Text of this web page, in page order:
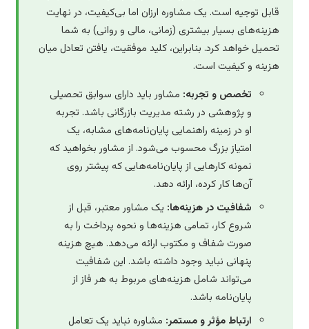
قابل توجیه است. یک مشاوره ارزان اما بی‌کیفیت، در نهایت
هزینه‌های بسیار بیشتری (زمانی، مالی و روانی) به شما
تحمیل خواهد کرد. بنابراین، کلید موفقیت، یافتن تعادل میان
هزینه و کیفیت است.
تخصص و تجربه:مشاور باید دارای سوابق تحصیلی
و پژوهشی در رشته مدیریت بازرگانی باشد. تجربه
او در زمینه راهنمایی پایان‌نامه‌های مشابه، یک
امتیاز بزرگ محسوب می‌شود. از مشاور بخواهید که
نمونه کارهایی از پایان‌نامه‌هایی که پیشتر روی
آن‌ها کار کرده، ارائه دهد.
شفافیت در هزینه‌ها:یک مشاور معتبر، قبل از
شروع کار، تمامی هزینه‌ها و نحوه پرداخت را به
صورت شفاف و مکتوب ارائه می‌دهد. هیچ هزینه
پنهانی نباید وجود داشته باشد. این شفافیت
می‌تواند شامل هزینه‌های مربوط به هر فاز از
پایان‌نامه باشد.
ارتباط مؤثر و مستمر:مشاوره نباید یک تعامل